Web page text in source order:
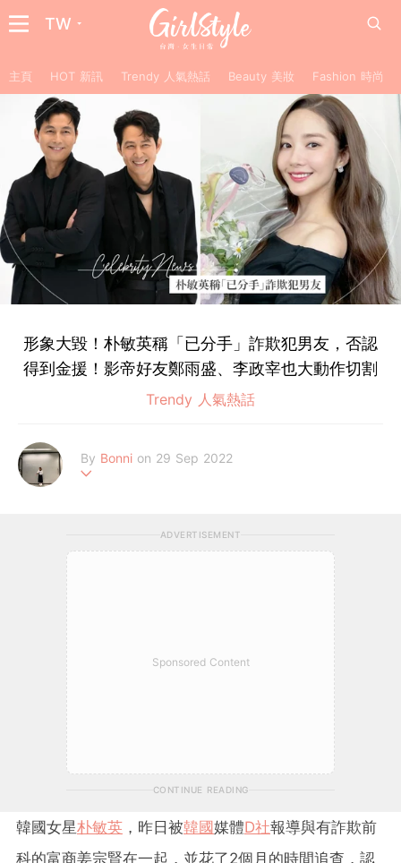
TW
主頁 HOT 新訊 Trendy 人氣熱話 Beauty 美妝 Fashion 時尚
形象大毀！朴敏英稱「已分手」詐欺犯男友，否認
得到金援！影帝好友鄭雨盛、李政宰也大動作切割
Trendy 人氣熱話
By Bonni on 29 Sep 2022
ADVERTISEMENT
Sponsored Content
CONTINUE READING
韓國女星朴敏英 ，昨日被韓國媒體D社報導與有詐欺前
科的富商姜宗賢在一起，並花了2個月的時間追查，認